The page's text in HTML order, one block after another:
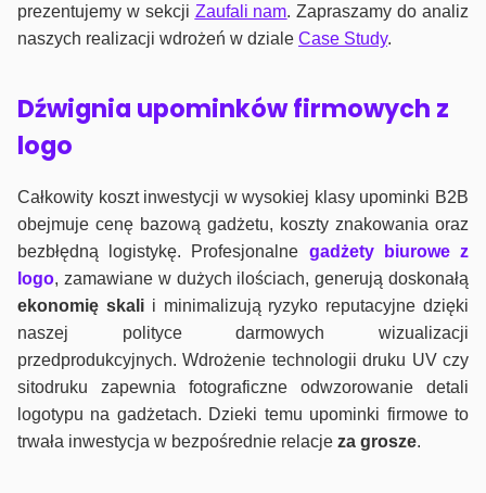
prezentujemy w sekcji Zaufali nam. Zapraszamy do analiz
naszych realizacji wdrożeń w dziale Case Study.
Dźwignia upominków firmowych z
logo
Całkowity koszt inwestycji w wysokiej klasy upominki B2B
obejmuje cenę bazową gadżetu, koszty znakowania oraz
bezbłędną logistykę. Profesjonalne gadżety biurowe z
logo, zamawiane w dużych ilościach, generują doskonałą
ekonomię skalii minimalizują ryzyko reputacyjne dzięki
naszej polityce darmowych wizualizacji
przedprodukcyjnych. Wdrożenie technologii druku UV czy
sitodruku zapewnia fotograficzne odwzorowanie detali
logotypu na gadżetach. Dzieki temu upominki firmowe to
trwała inwestycja w bezpośrednie relacje za grosze.